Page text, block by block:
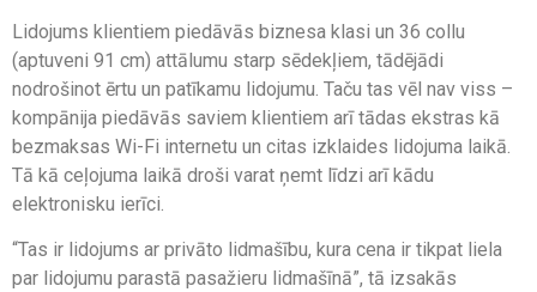
Lidojums klientiem piedāvās biznesa klasi un 36 collu
(aptuveni 91 cm) attālumu starp sēdekļiem, tādējādi
nodrošinot ērtu un patīkamu lidojumu. Taču tas vēl nav viss –
kompānija piedāvās saviem klientiem arī tādas ekstras kā
bezmaksas Wi-Fi internetu un citas izklaides lidojuma laikā.
Tā kā ceļojuma laikā droši varat ņemt līdzi arī kādu
elektronisku ierīci.
“Tas ir lidojums ar privāto lidmašību, kura cena ir tikpat liela
par lidojumu parastā pasažieru lidmašīnā”, tā izsakās